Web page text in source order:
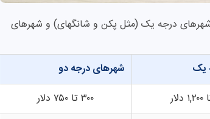
شهرهای درجه یک (مثل پکن و شانگهای) و شهرهای
یک
شهرهای درجه دو
۳۰۰ تا ۷۵۰ دلار